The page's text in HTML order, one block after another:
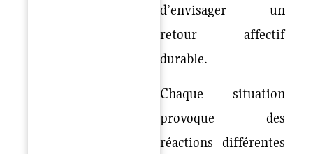
d’envisager un
retour affectif
durable.
Chaque situation
provoque des
réactions différentes